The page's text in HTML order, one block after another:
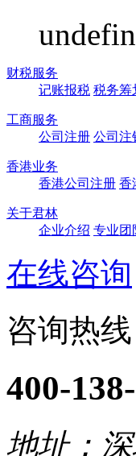
财税服务
记账报税 税务筹
工商服务
公司注册 公司注
香港业务
香港公司注册 香
关于君林
企业介绍 专业团
在线咨询
咨询热线
400-
地址：